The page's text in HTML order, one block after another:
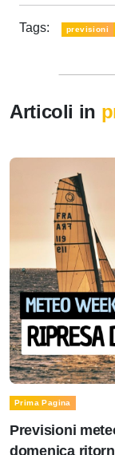
Tags: previsioni
Articoli in
Prima Pagina
Previsioni
domenica